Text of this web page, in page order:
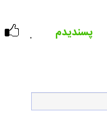
۰ پسندیدم